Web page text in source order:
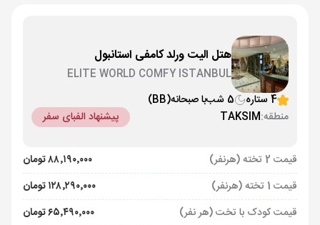
هتل الیت ورلد کامفی استانبول
ELITE WORLD COMFY ISTANBUL
4 ستاره
5 شب با صبحانه(BB)
منطقه:TAKSIM پیشنهاد الفبای سفر
قیمت 2 تخته (هرنفر)
۸۸٬۱۹۰٬۰۰۰ تومان
قیمت 1 تخته (هرنفر)
۱۲۸٬۲۹۰٬۰۰۰ تومان
قیمت کودک با تخت (هر نفر)
۶۵٬۴۹۰٬۰۰۰ تومان